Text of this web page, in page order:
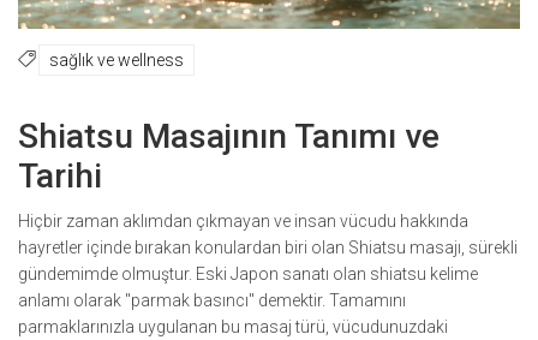
sağlık ve wellness
Shiatsu Masajının Tanımı ve
Tarihi
Hiçbir zaman aklımdan çıkmayan ve insan vücudu hakkında
hayretler içinde bırakan konulardan biri olan Shiatsu masajı, sürekli
gündemimde olmuştur. Eski Japon sanatı olan shiatsu kelime
anlamı olarak "parmak basıncı" demektir. Tamamını
parmaklarınızla uygulanan bu masaj türü, vücudunuzdaki